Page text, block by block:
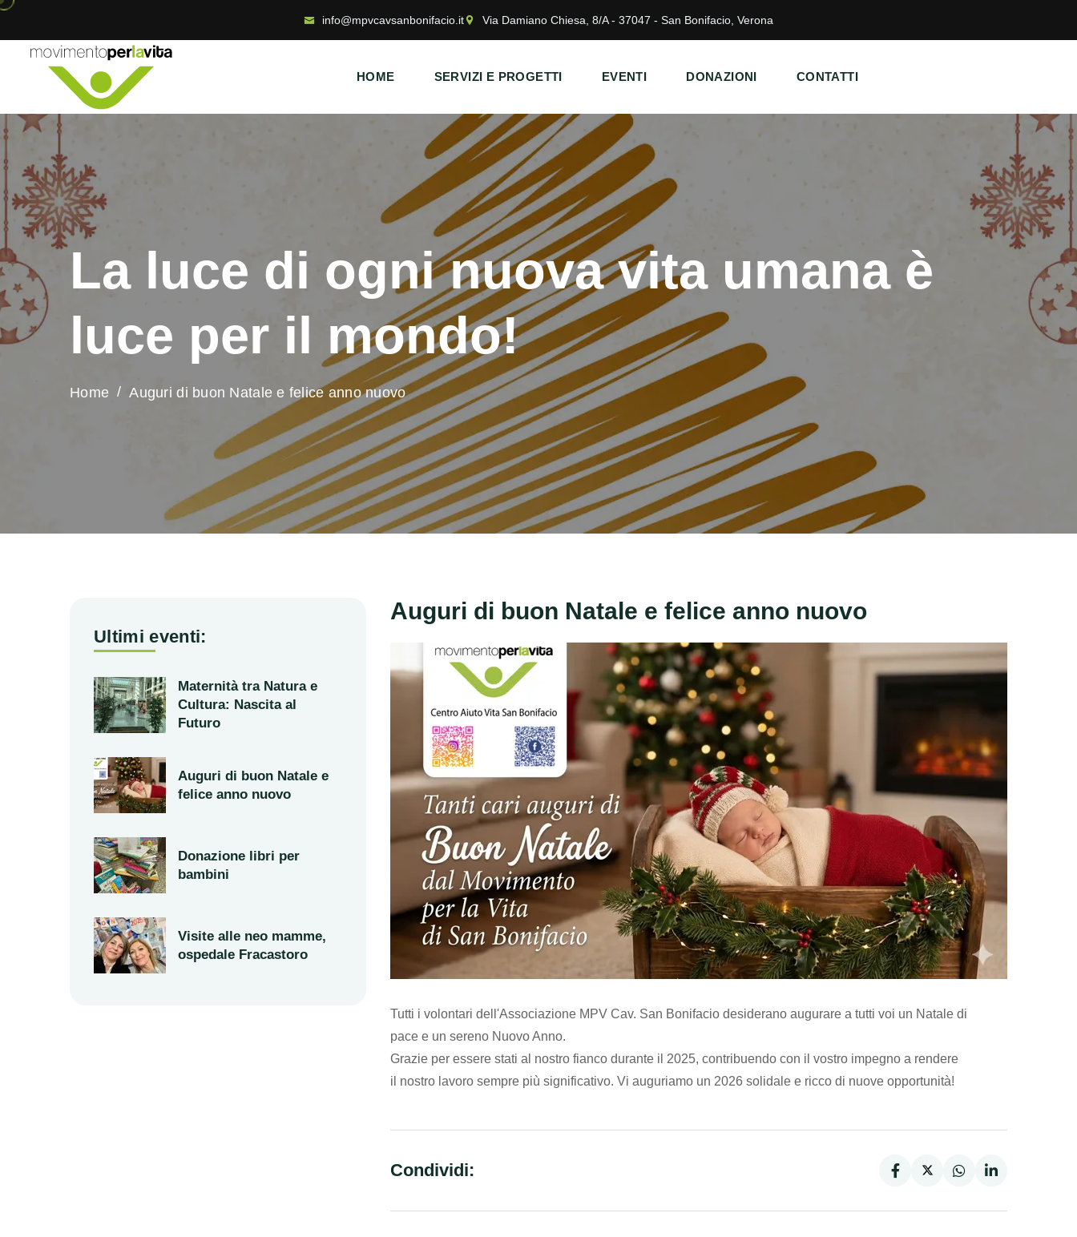
info@mpvcavsanbonifacio.it Via Damiano Chiesa, 8/A - 37047 - San Bonifacio, Verona
HOME SERVIZI E PROGETTI EVENTI DONAZIONI CONTATTI
La luce di ogni nuova vita umana è
luce per il mondo!
Home Auguri di buon Natale e felice anno nuovo
Ultimi eventi:
Maternità tra Natura e
Cultura: Nascita al
Futuro
Auguri di buon Natale e
felice anno nuovo
Donazione libri per
bambini
Visite alle neo mamme,
ospedale Fracastoro
Auguri di buon Natale e felice anno nuovo
Tutti i volontari dell'Associazione MPV Cav. San Bonifacio desiderano augurare a tutti voi un Natale di
pace e un sereno Nuovo Anno.
Grazie per essere stati al nostro fianco durante il 2025, contribuendo con il vostro impegno a rendere
il nostro lavoro sempre più significativo. Vi auguriamo un 2026 solidale e ricco di nuove opportunità!
Condividi:
Facebook
TwitterWhatsApp
LinkedIn